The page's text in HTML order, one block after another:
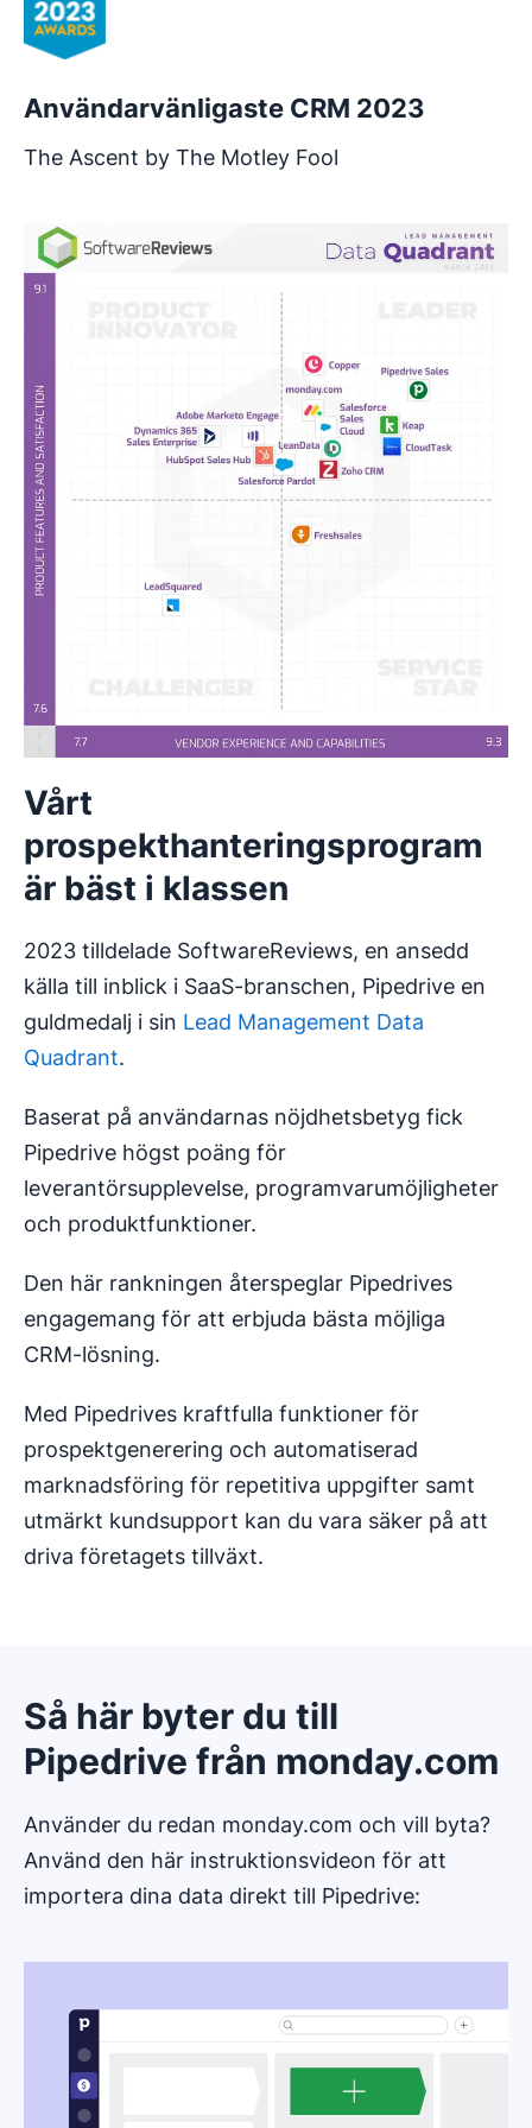
Användarvänligaste CRM 2023
The Ascent by The Motley Fool
Vårt
prospekthanteringsprogram
är bäst i klassen
2023 tilldelade SoftwareReviews, en ansedd
källa till inblick i SaaS-branschen, Pipedrive en
guldmedalj i sin Lead Management Data
Quadrant.
Baserat på användarnas nöjdhetsbetyg fick
Pipedrive högst poäng för
leverantörsupplevelse, programvarumöjligheter
och produktfunktioner.
Den här rankningen återspeglar Pipedrives
engagemang för att erbjuda bästa möjliga
CRM-lösning.
Med Pipedrives kraftfulla funktioner för
prospektgenerering och automatiserad
marknadsföring för repetitiva uppgifter samt
utmärkt kundsupport kan du vara säker på att
driva företagets tillväxt.
Så här byter du till
Pipedrive från monday.com
Använder du redan monday.com och vill byta?
Använd den här instruktionsvideon för att
importera dina data direkt till Pipedrive: